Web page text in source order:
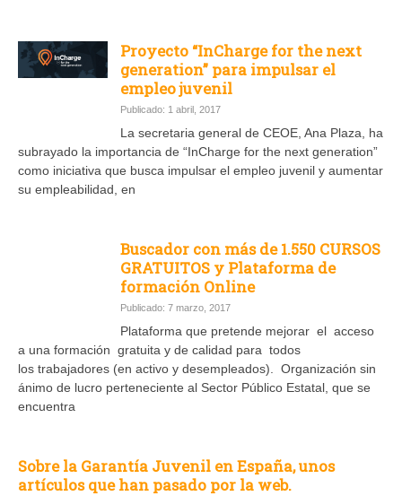
Proyecto “InCharge for the next
generation” para impulsar el
empleo juvenil
Publicado: 1 abril, 2017
La secretaria general de CEOE, Ana Plaza, ha
subrayado la importancia de “InCharge for the next generation”
como iniciativa que busca impulsar el empleo juvenil y aumentar
su empleabilidad, en
Buscador con más de 1.550 CURSOS
GRATUITOS y Plataforma de
formación Online
Publicado: 7 marzo, 2017
Plataforma que pretende mejorar el acceso
a una formación gratuita y de calidad para todos
los trabajadores (en activo y desempleados). Organización sin
ánimo de lucro perteneciente al Sector Público Estatal, que se
encuentra
Sobre la Garantía Juvenil en España, unos
artículos que han pasado por la web.